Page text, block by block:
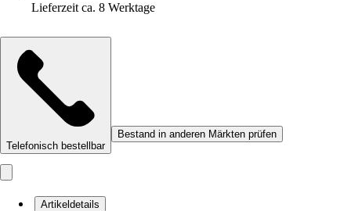
Lieferzeit ca. 8 Werktage
Telefonisch bestellbar
Bestand in anderen Märkten prüfen
Artikeldetails